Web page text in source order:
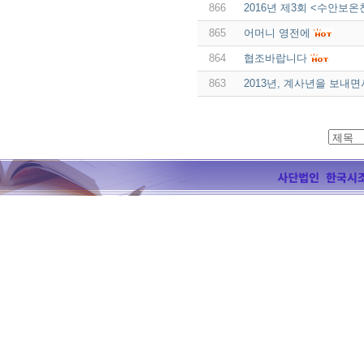
866 2016년 제3회 <수안보온
865 어머니 영전에
864 협조바랍니다
863 2013년, 계사년을 보내면